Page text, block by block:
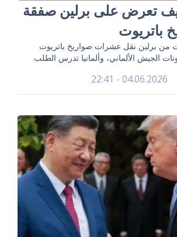
تعرض على برلين صفقة
باتريوت
من برلين نقل عشرات صواريخ باتريوت
الجيش الألماني، وألمانيا تدرس الطلب
04.06.2026 - 22:41